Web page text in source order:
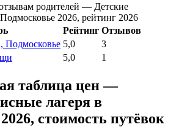
родителей — Детские
2026, рейтинг 2026
Рейтинг Отзывов
Подмосковье 5,0
3
5,0 1
таблица цен —
лагеря в
стоимость путёвок